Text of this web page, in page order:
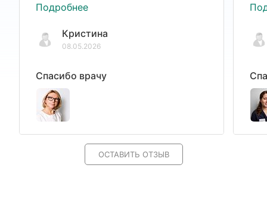
Подробнее
Кристина
08.05.2026
Спасибо врачу
ОСТАВИТЬ ОТЗЫВ